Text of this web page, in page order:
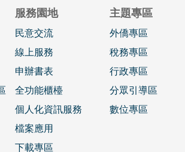
服務園地
民意交流
線上服務
申辦書表
全功能櫃檯
個人化資訊服務
檔案應用
下載專區
主題專區
外僑專區
稅務專區
行政專區
分眾引導區
數位專區